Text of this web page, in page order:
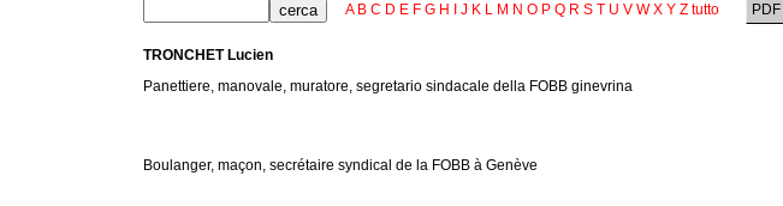
A B C D E F G H J K L M N O P Q R S T U V W X Y Z tutto PDF
TRONCHET Lucien
Panettiere, manovale, muratore, segretario sindacale della FOBB ginevrina
Boulanger, maçon, secrétaire syndical de la FOBB à Genève